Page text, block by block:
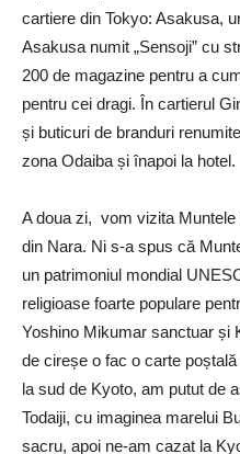
cartiere din Tokyo: Asakusa,
Asakusa numit „Sensoji” cu
200 de magazine pentru a
pentru cei dragi. În cartierul
și buticuri de branduri
zona Odaiba și înapoi la hotel.
A doua zi, vom vizita Muntele
din Nara. Ni s-a spus că
un patrimoniul mondial
religioase foarte populare
Yoshino Mikumar sanctuar și
de cireșe o fac o carte poștală
la sud de Kyoto, am putut de
Todaiji, cu imaginea marelui
sacru, apoi ne-am cazat la